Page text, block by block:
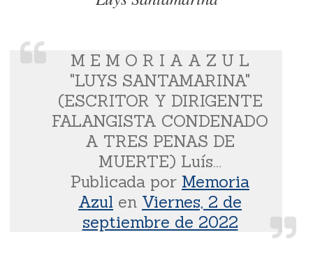
M E M O R I A A Z U L
"LUYS SANTAMARINA"
(ESCRITOR Y DIRIGENTE
FALANGISTA CONDENADO
A TRES PENAS DE
MUERTE) Luís...
Publicada por Memoria
Azul en Viernes, 2 de
septiembre de 2022